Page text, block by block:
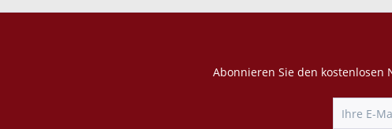
Abonnieren Sie den kostenlosen